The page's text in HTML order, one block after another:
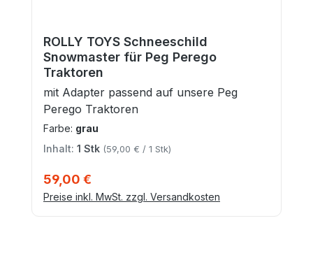
ROLLY TOYS Schneeschild
Snowmaster für Peg Perego
Traktoren
mit Adapter passend auf unsere Peg
Perego Traktoren
Farbe: grau
Inhalt: 1 Stk (59,00 € / 1 Stk)
59,00 €
Preise inkl. MwSt. zzgl. Versandkosten